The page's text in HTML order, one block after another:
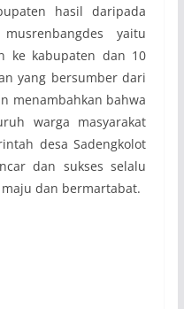
hasil daripada
yaitu
ke kabupaten dan 10
yang bersumber dari
menambahkan bahwa
warga masyarakat
desa Sadengkolot
dan sukses selalu
dan bermartabat.